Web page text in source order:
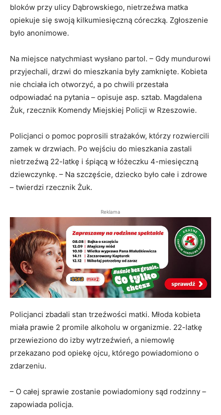
bloków przy ulicy Dąbrowskiego, nietrzeźwa matka
opiekuje się swoją kilkumiesięczną córeczką. Zgłoszenie
było anonimowe.
Na miejsce natychmiast wysłano partol. – Gdy mundurowi
przyjechali, drzwi do mieszkania były zamknięte. Kobieta
nie chciała ich otworzyć, a po chwili przestała
odpowiadać na pytania – opisuje asp. sztab. Magdalena
Żuk, rzecznik Komendy Miejskiej Policji w Rzeszowie.
Policjanci o pomoc poprosili strażaków, którzy rozwiercili
zamek w drzwiach. Po wejściu do mieszkania zastali
nietrzeźwą 22-latkę i śpiącą w łóżeczku 4-miesięczną
dziewczynkę. – Na szczęście, dziecko było całe i zdrowe
– twierdzi rzecznik Żuk.
Reklama
Policjanci zbadali stan trzeźwości matki. Młoda kobieta
miała prawie 2 promile alkoholu w organizmie. 22-latkę
przewieziono do izby wytrzeźwień, a niemowlę
przekazano pod opiekę ojcu, którego powiadomiono o
zdarzeniu.
– O całej sprawie zostanie powiadomiony sąd rodzinny –
zapowiada policja.